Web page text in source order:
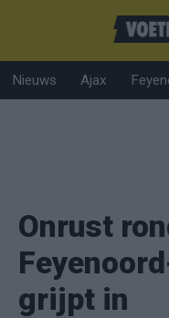
Nieuws Ajax
Onrust
grijpt in